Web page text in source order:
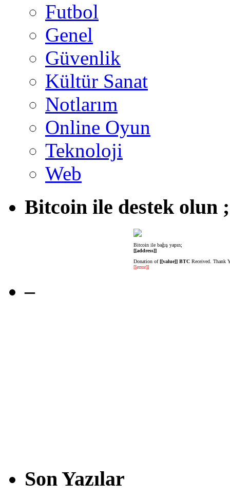
Futbol
Genel
Güvenlik
Kültür Sanat
Notlarım
Online Oyun
Teknoloji
Web
Bitcoin ile destek olun
Bitcoin ile bağış yapın;
[[address]]
Donation of[[value]] BTC Received. Thank
[[error]]
–
Son Yazılar